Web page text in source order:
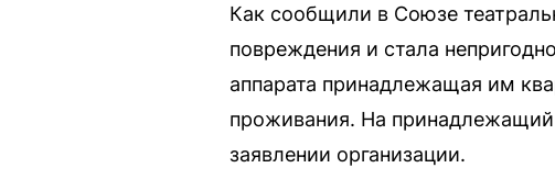
Как сообщили в Союзе
повреждения и стала
аппарата принадлежащая им
проживания. На
заявлении организации.